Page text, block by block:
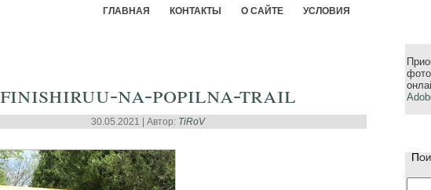
ГЛАВНАЯ КОНТАКТЫ О САЙТЕ УСЛОВИЯ
finishiruu-na-popilna-trail
30.05.2021 | Автор: TiRoV